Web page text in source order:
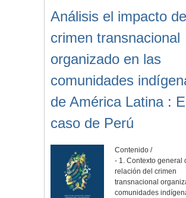
Análisis el impacto
crimen transnacional
organizado en las
comunidades
de América Latina :
caso de Perú
Contenido /
- 1. Contexto general
relación del crimen
transnacional
comunidades